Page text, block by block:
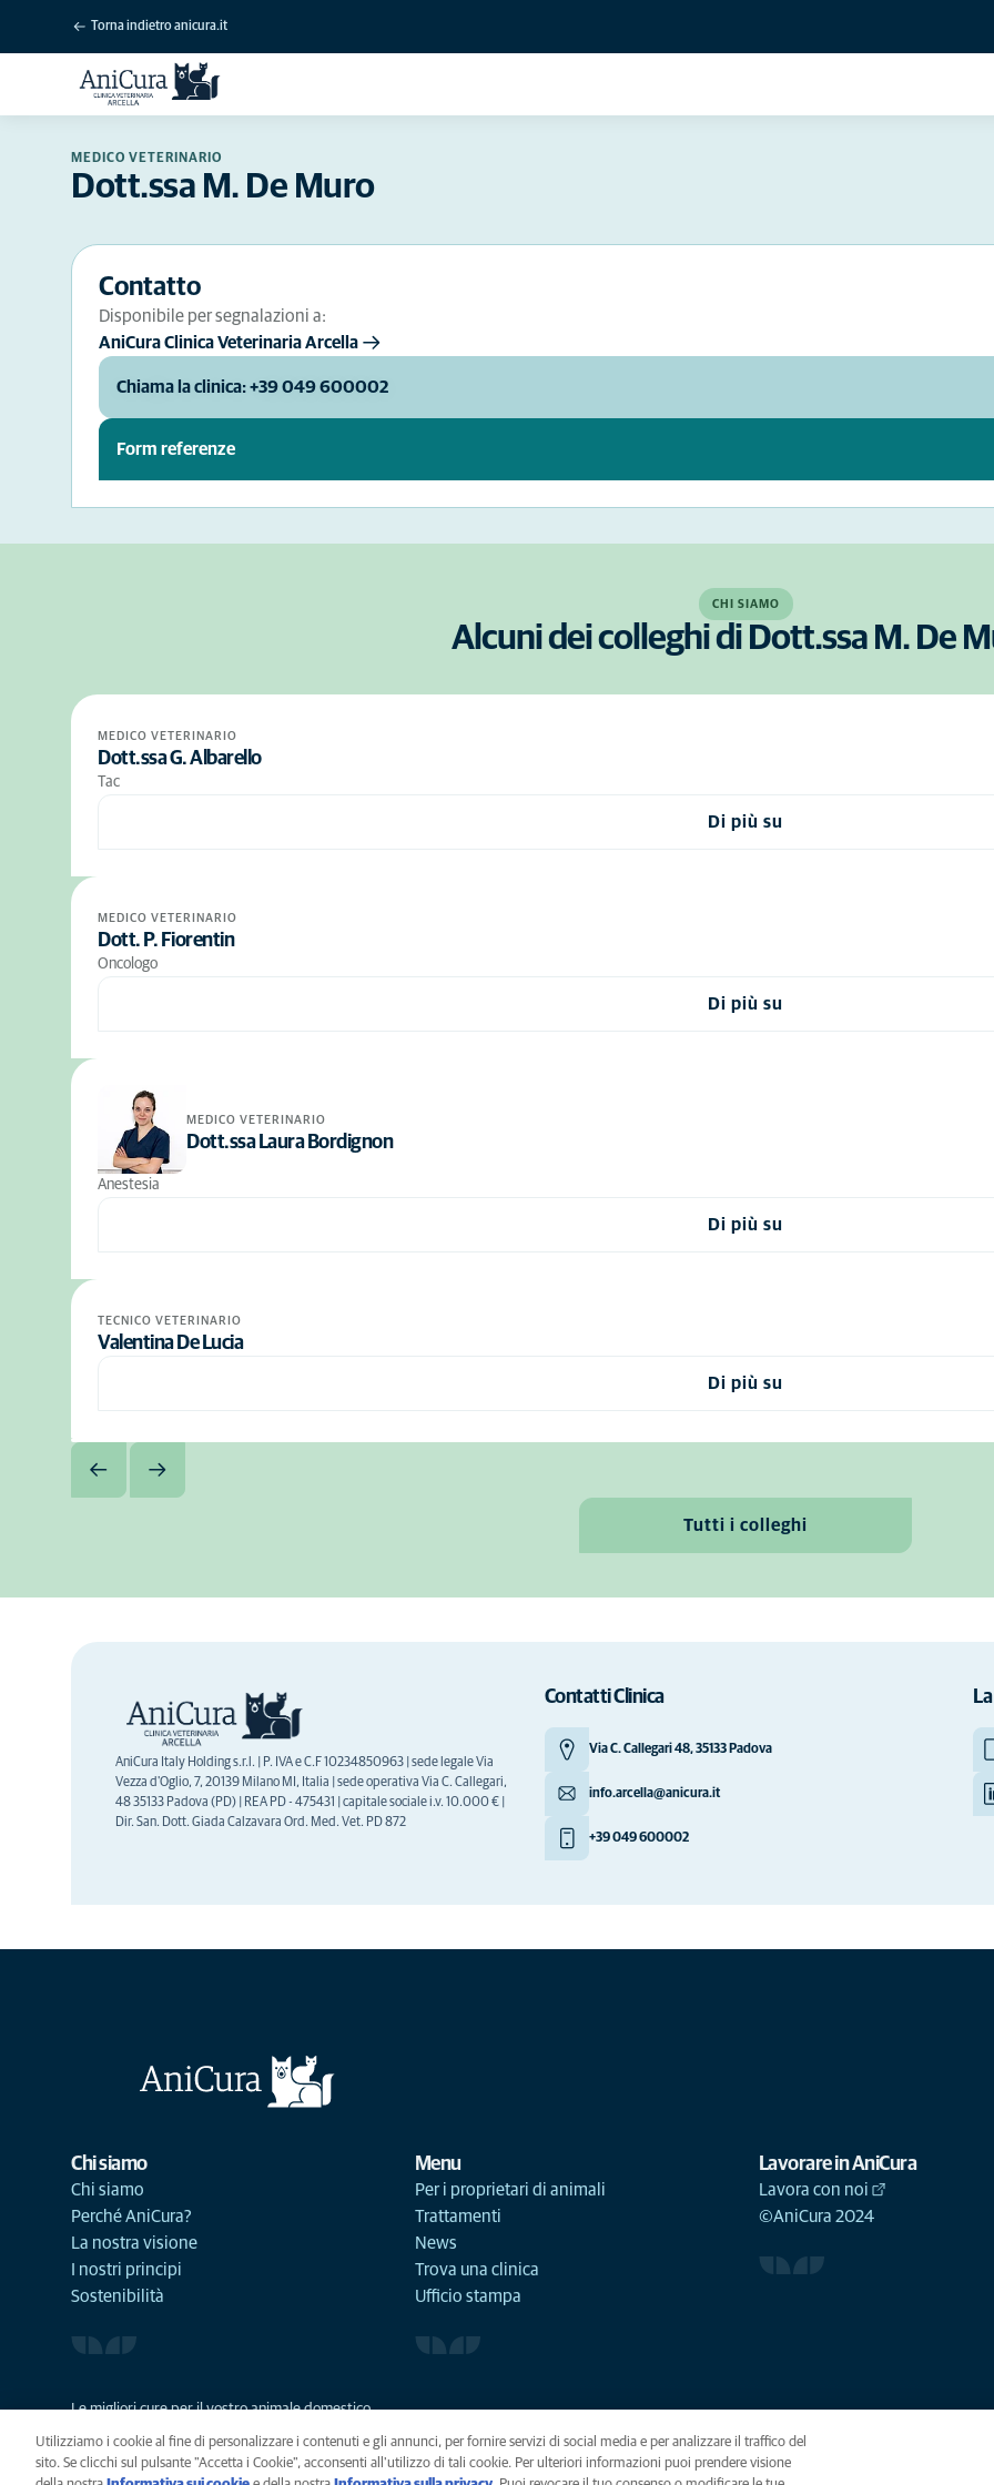
Torna indietro anicura.it
MEDICO VETERINARIO
Dott.ssa M. De Muro
Contatto
Disponibile per segnalazioni a:
AniCura Clinica Veterinaria Arcella
Chiama la clinica: +39 049 600002
Form referenze
CHI SIAMO
Alcuni dei colleghi di Dott.ssa M. De
MEDICO VETERINARIO
Dott.ssa G. Albarello
Tac
Di più su
MEDICO VETERINARIO
Dott. P. Fiorentin
Oncologo
Di più su
MEDICO VETERINARIO
Dott.ssa Laura Bordignon
Anestesia
Di più su
TECNICO VETERINARIO
Valentina De Lucia
Di più su
Tutti i colleghi
AniCura Italy Holding s.r.l. | P. IVA e C.F 10234850963 | sede legale Via
Vezza d'Oglio, 7, 20139 Milano MI, Italia | sede operativa Via C. Callegari,
48 35133 Padova (PD) | REA PD - 475431 | capitale sociale i.v. 10.000 € |
Dir. San. Dott. Giada Calzavara Ord. Med. Vet. PD 872
Contatti Clinica
Via C. Callegari 48, 35133 Padova
info.arcella@anicura.it
+39 049 600002
Chi siamo
Chi siamo
Perché AniCura?
La nostra visione
I nostri principi
Sostenibilità
Menu
Per i proprietari di animali
Trattamenti
News
Trova una clinica
Ufficio stampa
Lavorare in AniCura
Lavora con noi
©AniCura 2024
Le migliori cure per il vostro animale domestico
Utilizziamo i cookie al fine di personalizzare i contenuti e gli annunci, per fornire servizi di social media e per analizzare il traffico del
sito. Se clicchi sul pulsante "Accetta i Cookie", acconsenti all'utilizzo di tali cookie. Per ulteriori informazioni puoi prendere visione